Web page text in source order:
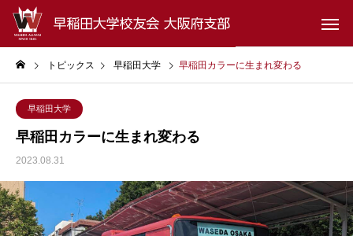
トピックス 早稲田大学 早稲田カラーに生まれ変わる
早稲田大学
早稲田カラーに生まれ変わる
2023.08.31